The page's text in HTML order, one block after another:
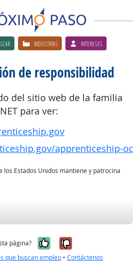
INDUSTRIAS INTERESES
de responsibilidad
del sitio web de la familia
para ver:
apprenticeship-
los Estados Unidos mantiene y patrocina
página? Sí, fue útil
No, no fue
que buscan empleo • Contáctenos